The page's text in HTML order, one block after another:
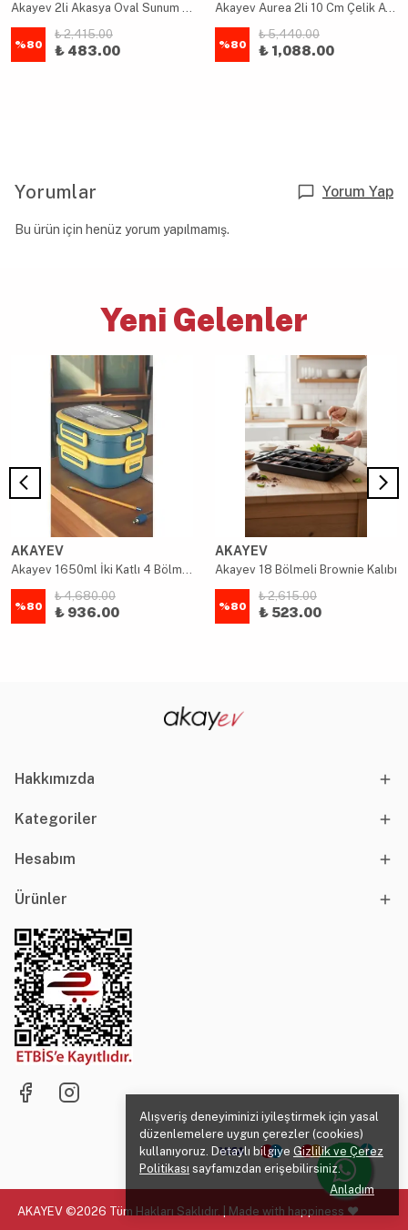
Alışveriş deneyiminizi iyileştirmek için yasal
düzenlemelere uygun çerezler (cookies)
kullanıyoruz. Detaylı bilgiye Gizlilik ve Çerez
Politikası sayfamızdan erişebilirsiniz.
Anladım
Akayev 2li Akasya Oval Sunum Tabağı Seti
%80
₺ 2,415.00
₺ 483.00
Akayev Aurea 2li 10 Cm Çelik Ayaklı İkramlık,Çerezlik ve Sunumluk
%80
₺ 5,440.00
₺ 1,088.00
Yorumlar Yorum Yap
Bu ürün için henüz yorum yapılmamış.
Yeni Gelenler
AKAYEV
Akayev 1650ml İki Katlı 4 Bölmeli Çelik Yemek Kabı Mavi
%80
₺ 4,680.00
₺ 936.00
AKAYEV
Akayev 18 Bölmeli Brownie Kalıbı
%80
₺ 2,615.00
₺ 523.00
Hakkımızda
Kategoriler
Hesabım
Ürünler
AKAYEV ©2026 Tüm Hakları Saklıdır. | Made with happiness ♥